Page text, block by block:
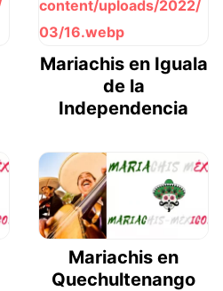
Mariachis en Iguala
de la
Independencia
Mariachis en
Quechultenango